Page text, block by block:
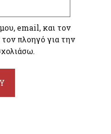
email, και τον
πλοηγό για την